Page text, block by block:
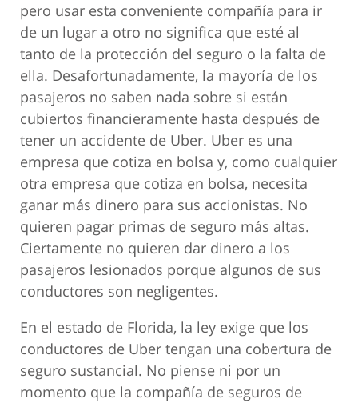
pero usar esta conveniente compañía para ir
de un lugar a otro no significa que esté al
tanto de la protección del seguro o la falta de
ella. Desafortunadamente, la mayoría de los
pasajeros no saben nada sobre si están
cubiertos financieramente hasta después de
tener un accidente de Uber. Uber es una
empresa que cotiza en bolsa y, como cualquier
otra empresa que cotiza en bolsa, necesita
ganar más dinero para sus accionistas. No
quieren pagar primas de seguro más altas.
Ciertamente no quieren dar dinero a los
pasajeros lesionados porque algunos de sus
conductores son negligentes.
En el estado de Florida, la ley exige que los
conductores de Uber tengan una cobertura de
seguro sustancial. No piense ni por un
momento que la compañía de seguros de